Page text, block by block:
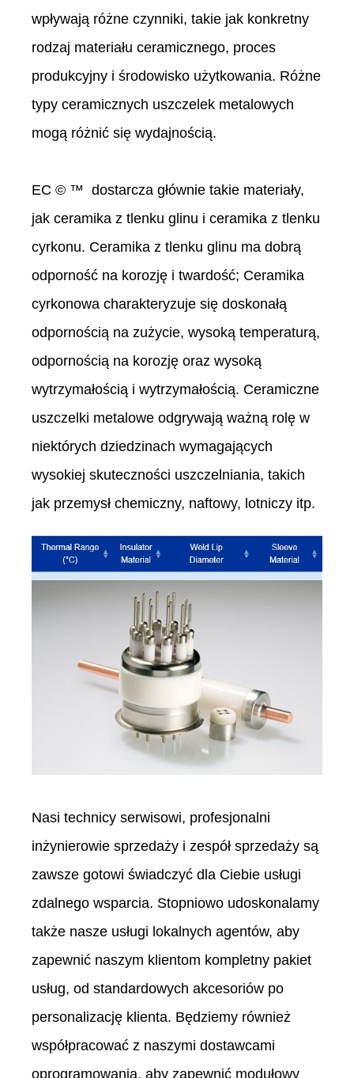
wpływają różne czynniki, takie jak konkretny
rodzaj materiału ceramicznego, proces
produkcyjny i środowisko użytkowania. Różne
typy ceramicznych uszczelek metalowych
mogą różnić się wydajnością.
EC © ™ dostarcza głównie takie materiały,
jak ceramika z tlenku glinu i ceramika z tlenku
cyrkonu. Ceramika z tlenku glinu ma dobrą
odporność na korozję i twardość; Ceramika
cyrkonowa charakteryzuje się doskonałą
odpornością na zużycie, wysoką temperaturą,
odpornością na korozję oraz wysoką
wytrzymałością i wytrzymałością. Ceramiczne
uszczelki metalowe odgrywają ważną rolę w
niektórych dziedzinach wymagających
wysokiej skuteczności uszczelniania, takich
jak przemysł chemiczny, naftowy, lotniczy itp.
Nasi technicy serwisowi, profesjonalni
inżynierowie sprzedaży i zespół sprzedaży są
zawsze gotowi świadczyć dla Ciebie usługi
zdalnego wsparcia. Stopniowo udoskonalamy
także nasze usługi lokalnych agentów, aby
zapewnić naszym klientom kompletny pakiet
usług, od standardowych akcesoriów po
personalizację klienta. Będziemy również
współpracować z naszymi dostawcami
oprogramowania, aby zapewnić modułowy